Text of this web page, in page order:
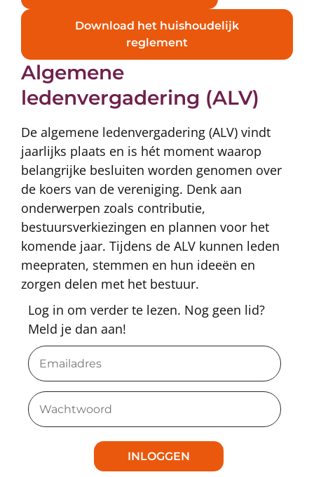
Download het huishoudelijk
reglement
Algemene
ledenvergadering (ALV)
De algemene ledenvergadering (ALV) vindt
jaarlijks plaats en is hét moment waarop
belangrijke besluiten worden genomen over
de koers van de vereniging. Denk aan
onderwerpen zoals contributie,
bestuursverkiezingen en plannen voor het
komende jaar. Tijdens de ALV kunnen leden
meepraten, stemmen en hun ideeën en
zorgen delen met het bestuur.
Log in om verder te lezen. Nog geen lid?
Meld je dan aan!